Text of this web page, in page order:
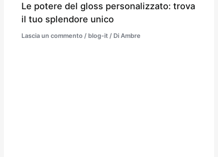
Le potere del gloss personalizzato: trova
il tuo splendore unico
Lascia un commento / blog-it / DiAmbre